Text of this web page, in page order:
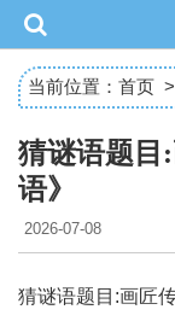
当前位置： 首页 >
猜谜语题目
语》
2026-07-08
猜谜语题目:画匠